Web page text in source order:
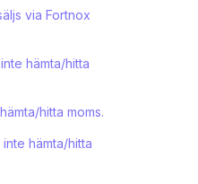
via Fortnox
hämta/hitta
hitta moms.
hämta/hitta